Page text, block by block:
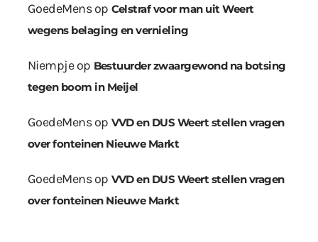
GoedeMensop Celstraf voor man uit Weert
wegens belaging en vernieling
Niempjeop Bestuurder zwaargewond na botsing
tegen boom in Meijel
GoedeMensop VVD en DUS Weert stellen vragen
over fonteinen Nieuwe Markt
GoedeMensop VVD en DUS Weert stellen vragen
over fonteinen Nieuwe Markt